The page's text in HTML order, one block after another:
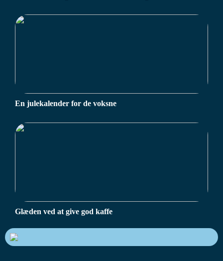
En julekalender for de voksne
Glæden ved at give god kaffe